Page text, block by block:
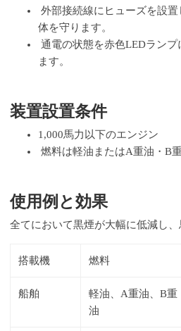
外部接続線にヒューズを設
体を守ります。
通電の状態を赤色LEDラン
ます。
装置設置条件
1,000馬力以下のエンジン
燃料は軽油またはA重油・B
使用例と効果
全てにおいて黒煙が大幅に低減し、
搭載機 燃料
船舶
軽油、A重油、B重
油